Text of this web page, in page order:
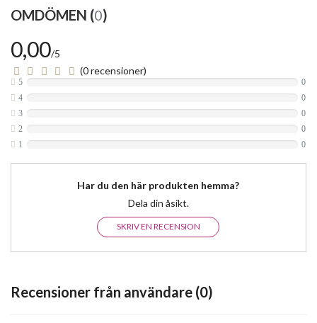
OMDÖMEN (0)
0,00/5
(0 recensioner)
5
0
4
0
3
0
2
0
1
0
Har du den här produkten hemma?
Dela din åsikt.
SKRIV EN RECENSION
Recensioner från användare (0)